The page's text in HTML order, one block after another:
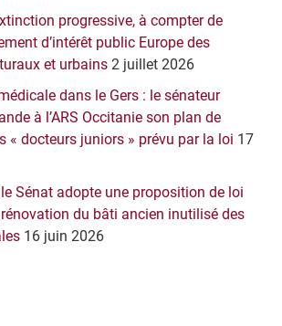
progressive, à compter de
d’intérêt public Europe des
et urbains 2 juillet 2026
dans le Gers : le sénateur
à l’ARS Occitanie son plan de
« docteurs juniors » prévu par la loi 17
le Sénat adopte une proposition de loi
du bâti ancien inutilisé des
16 juin 2026